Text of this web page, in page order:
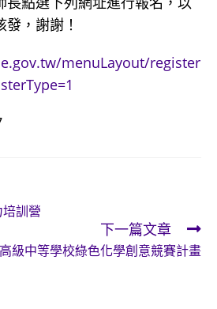
，謝謝！
menuLayout/register
訓營
下一篇文章
高級中等學校綠色化學創意競賽計畫